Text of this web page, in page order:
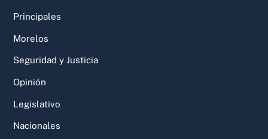
Principales
Morelos
Seguridad y Justicia
Opinión
Legislativo
Nacionales